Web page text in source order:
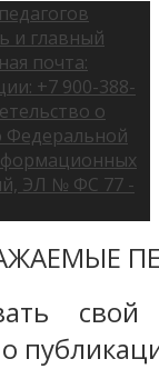
и главный
почта:
+7 900-388-
о
Федеральной
ЭЛ № ФС 77 -